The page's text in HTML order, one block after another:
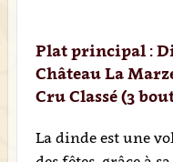
Plat principal :
Château La
Cru Classé (3
La dinde est une